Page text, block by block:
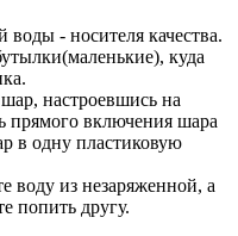
воды - носителя качества.
куда
настроевшись на
прямого включения шара
в одну пластиковую
воду из незаряженной, а
попить другу.